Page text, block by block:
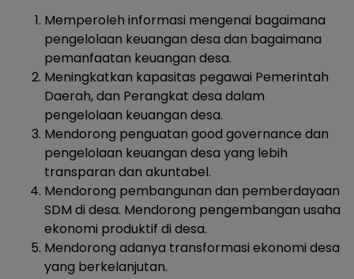
Memperoleh informasi mengenai bagaimana
pengelolaan keuangan desa dan bagaimana
pemanfaatan keuangan desa.
Meningkatkan kapasitas pegawai Pemerintah
Daerah, dan Perangkat desa dalam
pengelolaan keuangan desa.
Mendorong penguatan good governance dan
pengelolaan keuangan desa yang lebih
transparan dan akuntabel.
Mendorong pembangunan dan pemberdayaan
SDM di desa. Mendorong pengembangan usaha
ekonomi produktif di desa.
Mendorong adanya transformasi ekonomi desa
yang berkelanjutan.